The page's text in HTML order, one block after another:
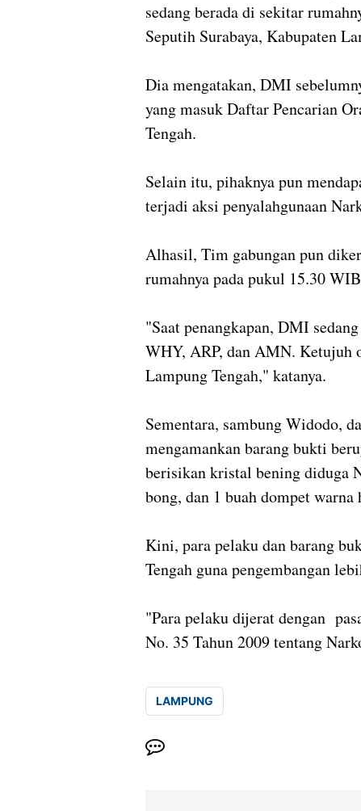
sedang berada di sekitar
Seputih Surabaya, Kabupaten
Dia mengatakan, DMI
yang masuk Daftar Pencarian
Tengah.
Selain itu, pihaknya pun
terjadi aksi penyalahgunaan
Alhasil, Tim gabungan pun
rumahnya pada pukul 15.30
"Saat penangkapan, DMI
WHY, ARP, dan AMN. Ketujuh
Lampung Tengah," katanya.
Sementara, sambung Widodo,
mengamankan barang bukti
berisikan kristal bening diduga
bong, dan 1 buah dompet
Kini, para pelaku dan barang
Tengah guna pengembangan
"Para pelaku dijerat dengan
No. 35 Tahun 2009 tentang
LAMPUNG